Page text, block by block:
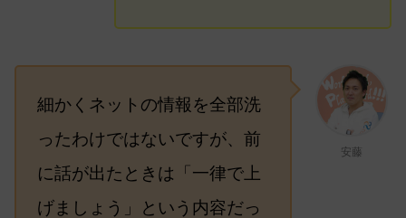
安藤
細かくネットの情報を全部洗
ったわけではないですが、前
に話が出たときは「一律で上
げましょう」という内容だっ